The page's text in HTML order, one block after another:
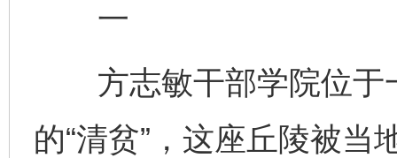
一
方志敏干部学院位于
的“清贫”，这座丘陵被当